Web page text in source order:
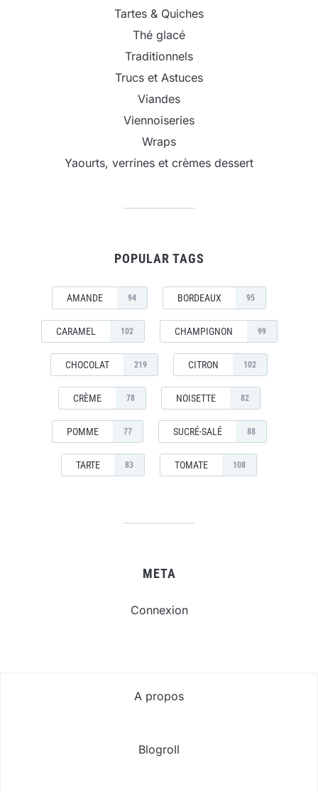
Tartes & Quiches
Thé glacé
Traditionnels
Trucs et Astuces
Viandes
Viennoiseries
Wraps
Yaourts, verrines et crèmes dessert
POPULAR TAGS
AMANDE 94 BORDEAUX 95
CARAMEL 102 CHAMPIGNON 99
CHOCOLAT 219 CITRON 102
CRÈME 78 NOISETTE 82
POMME 77 SUCRÉ-SALÉ 88
TARTE 83 TOMATE 108
META
Connexion
A propos
Blogroll